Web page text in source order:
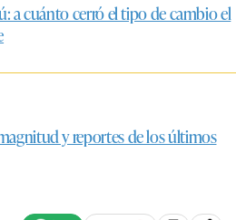
a cuánto cerró el tipo de cambio el
y reportes de los últimos